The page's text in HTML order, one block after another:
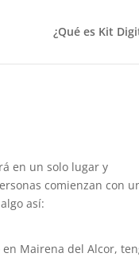
¿Qué es Kit
en un solo lugar y
comienzan con
así:
en Mairena del Alcor,